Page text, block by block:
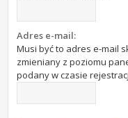
Adres e-mail:
Musi być to adres e-mail
zmieniany z poziomu
podany w czasie